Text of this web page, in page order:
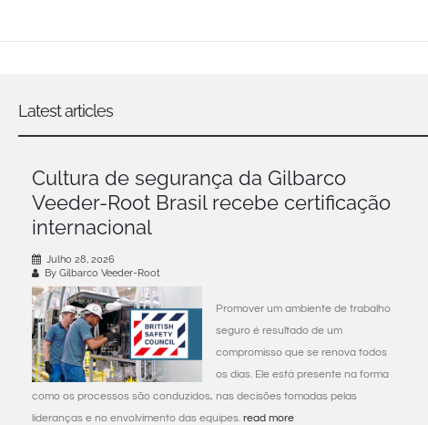
Latest articles
Cultura de segurança da Gilbarco
Veeder-Root Brasil recebe certificação
internacional
Julho 28, 2026
By Gilbarco Veeder-Root
Promover um ambiente de trabalho
seguro é resultado de um
compromisso que se renova todos
os dias. Ele está presente na forma
como os processos são conduzidos, nas decisões tomadas pelas
lideranças e no envolvimento das equipes. read more